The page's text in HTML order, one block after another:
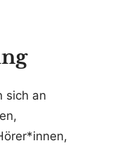
sich an